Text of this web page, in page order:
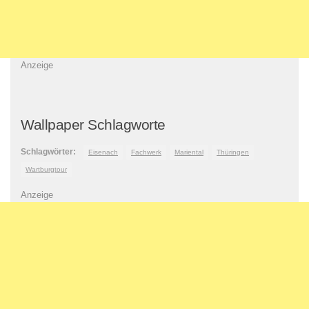
Anzeige
Wallpaper Schlagworte
Schlagwörter: Eisenach Fachwerk Mariental Thüringen
Wartburgtour
Anzeige